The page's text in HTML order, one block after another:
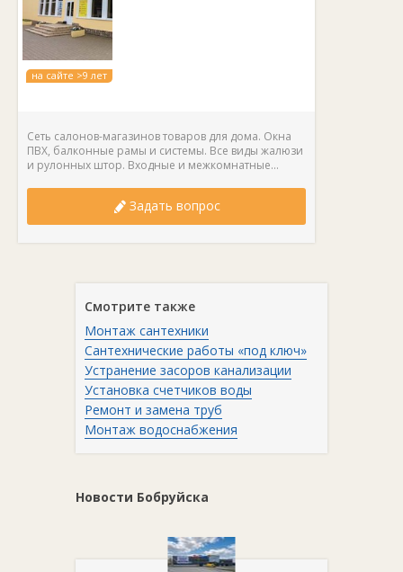
на сайте >9 лет
Сеть салонов-магазинов товаров для дома. Окна
ПВХ, балконные рамы и системы. Все виды жалюзи
и рулонных штор. Входные и межкомнатные...
Задать вопрос
Смотрите также
Монтаж сантехники
Сантехнические работы «под ключ»
Устранение засоров канализации
Установка счетчиков воды
Ремонт и замена труб
Монтаж водоснабжения
Новости Бобруйска